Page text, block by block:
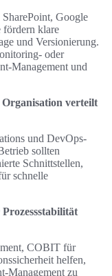
Google
fördern klare
und Versionierung.
oder
Management und
verteilt
und DevOps-
sollten
Schnittstellen,
schnelle
COBIT für
helfen,
Management zu